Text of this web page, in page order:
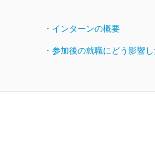
・インターンの概要
・参加後の就職にどう影響